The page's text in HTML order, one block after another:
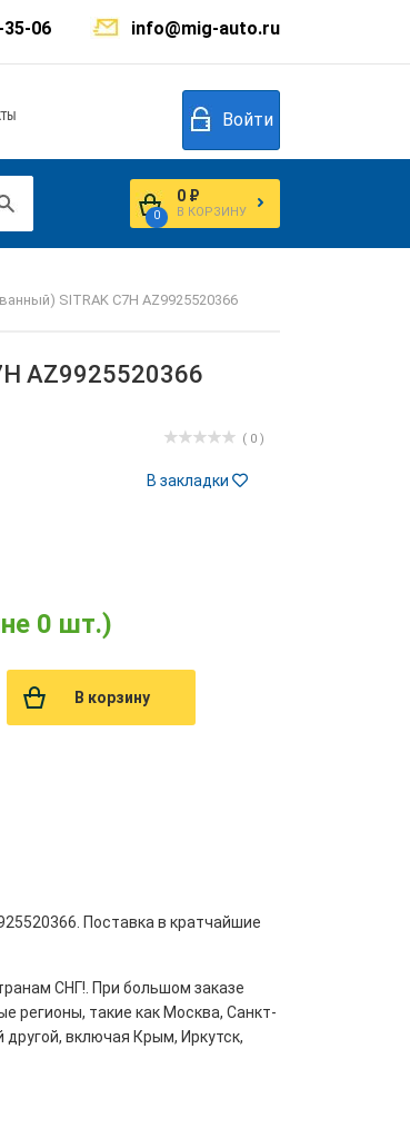
info@mig-auto.ru
35-06
Войти
0
0 ₽
В КОРЗИНУ
SITRAK C7H AZ9925520366
AZ9925520366
( 0 )
В закладки
0 шт.)
В корзину
Поставка в кратчайшие
СНГ!. При большом заказе
регионы, такие как Москва, Санкт-
другой, включая Крым, Иркутск,